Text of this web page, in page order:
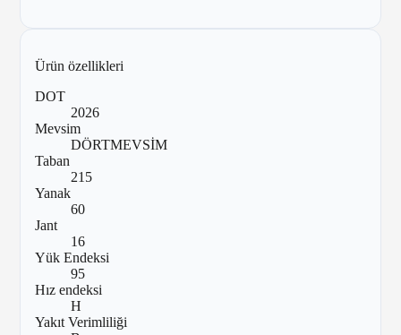
Ürün özellikleri
DOT
2026
Mevsim
DÖRTMEVSİM
Taban
215
Yanak
60
Jant
16
Yük Endeksi
95
Hız endeksi
H
Yakıt Verimliliği